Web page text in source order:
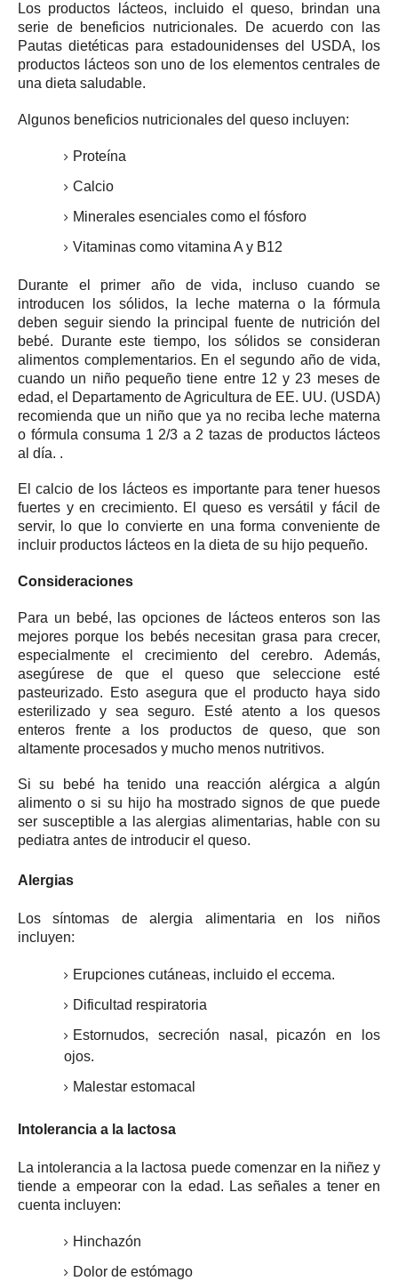
Los productos lácteos, incluido el queso, brindan una
serie de beneficios nutricionales.
De acuerdo con las
Pautas dietéticas para estadounidenses del USDA, los
productos lácteos son uno de los elementos centrales de
una dieta saludable.
Algunos beneficios nutricionales del queso incluyen:
Proteína
Calcio
Minerales esenciales como el fósforo
Vitaminas como vitamina A y B12
Durante el primer año de vida, incluso cuando se
introducen los sólidos, la leche materna o la fórmula
deben seguir siendo la principal fuente de nutrición del
bebé.
Durante este tiempo, los sólidos se consideran
alimentos complementarios. En el segundo año de vida,
cuando un niño pequeñotiene entre 12 y 23 meses de
edad, el Departamento de Agricultura de EE. UU. (USDA)
recomienda que un niño que ya no reciba leche materna
o fórmula consuma 1 2/3 a 2 tazas de productos lácteos
al día. .
El calcio de los lácteos es importante para tener huesos
fuertes y en crecimiento. El queso es versátil y fácil de
servir, lo que lo convierte en una forma conveniente de
incluir productos lácteos en la dieta de su hijo pequeño.
Consideraciones
Para un bebé, las opciones de lácteos enteros son las
mejores porque los bebés necesitan grasa para crecer,
especialmente el crecimiento del cerebro. Además,
asegúrese de que el queso que seleccione esté
pasteurizado.
Esto asegura que el producto haya sido
esterilizado y sea seguro.
Esté atento a los quesos
enteros frente a los productos de queso, que son
altamente procesados ​​y mucho menos nutritivos.
Si su bebé ha tenido una reacción alérgica a algún
alimento o si su hijo ha mostrado signos de que puede
ser susceptible a las alergias alimentarias, hable con su
pediatra antes de introducir el queso.
Alergias
Los síntomas de alergia alimentaria en los niños
incluyen:
Erupciones cutáneas, incluido el eccema.
Dificultad respiratoria
Estornudos, secreción nasal, picazón en los
ojos.
Malestar estomacal
Intolerancia a la lactosa
La intolerancia a la lactosa puede comenzar en la niñez y
tiende a empeorar con la edad. Las señales a tener en
cuenta incluyen:
Hinchazón
Dolor de estómago